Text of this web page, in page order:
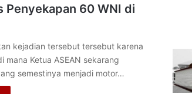
Penyekapan 60 WNI di
kejadian tersebut tersebut karena
mana Ketua ASEAN sekarang
semestinya menjadi motor…